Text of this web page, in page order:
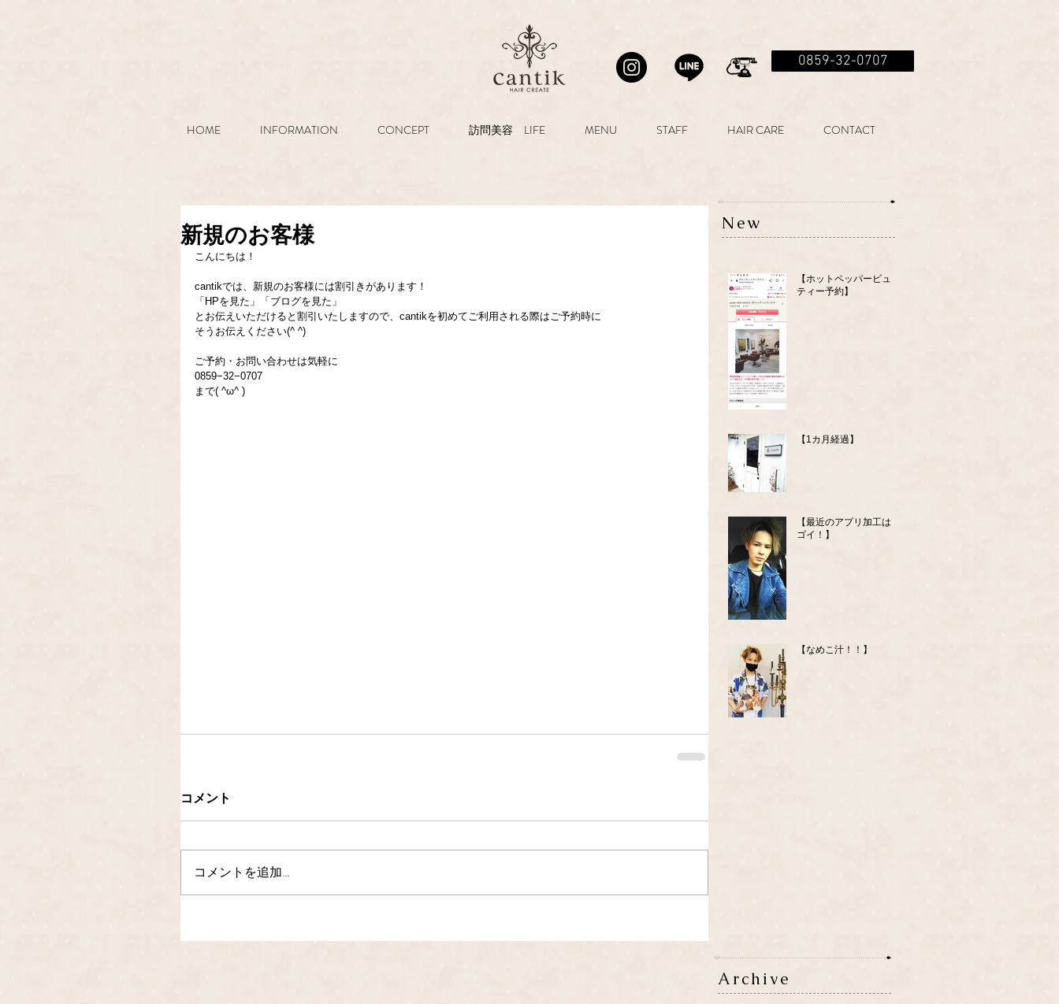
0859-32-0707
HOME INFORMATION CONCEPT 訪問美容 LIFE MENU STAFF HAIR CARE CONTACT
新規のお客様
こんにちは！
cantikでは、新規のお客様には割引きがあります！
「HPを見た」「ブログを見た」
とお伝えいただけると割引いたしますので、cantikを初めてご利用される際はご予約時に
そうお伝えください(^ ^)
ご予約・お問い合わせは気軽に
0859−32−0707
まで( ^ω^ )
コメント
コメントを追加…
New
【ホットペッパービュー
ティー予約】
【1カ月経過】
【最近のアプリ加工はス
ゴイ！】
【なめこ汁！！】
Archive